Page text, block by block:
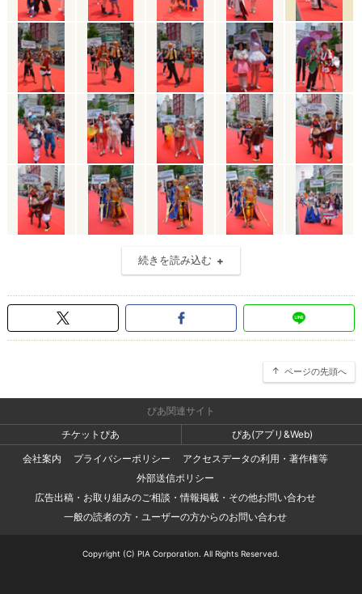
続きを読み込む
ページの先頭へ
ぴあ関連サイト
チケットぴあ
ぴあ(アプリ&Web)
会社案内
プライバシーポリシー
アクセスデータの利用・著作権等
外部送信ポリシー
広告出稿・お取り組みのご相談・情報掲載・その他お問い合わせ
一般の読者の方・ユーザーの方からのお問い合わせ
Copyright (C) PIA Corporation. All Rights Reserved.